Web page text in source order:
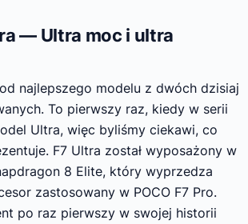
— Ultra moc i ultra
najlepszego modelu z dwóch dzisiaj
To pierwszy raz, kiedy w serii
Ultra, więc byliśmy ciekawi, co
F7 Ultra został wyposażony w
8 Elite, który wyprzedza
zastosowany w POCO F7 Pro.
po raz pierwszy w swojej historii